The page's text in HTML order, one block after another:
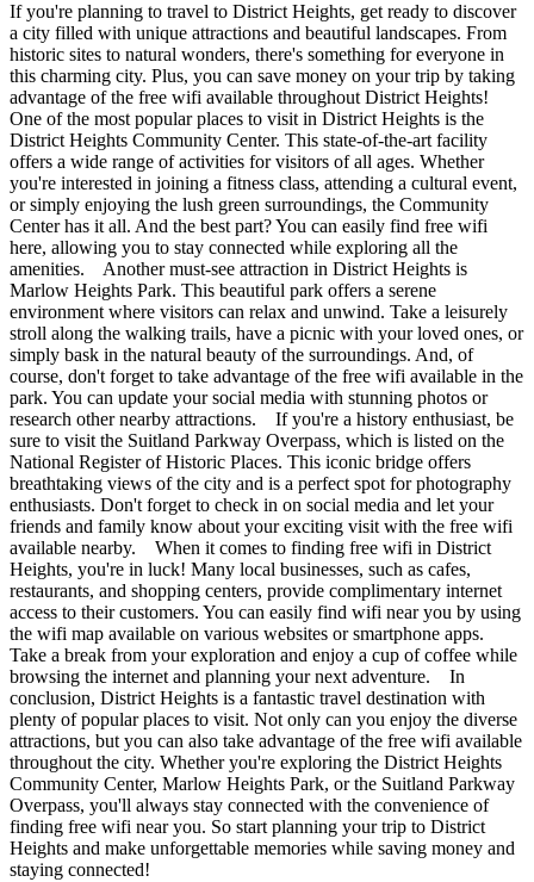
If you're planning to travel to District Heights, get ready to discover
a city filled with unique attractions and beautiful landscapes. From
historic sites to natural wonders, there's something for everyone in
this charming city. Plus, you can save money on your trip by taking
advantage of the free wifi available throughout District Heights!
One of the most popular places to visit in District Heights is the
District Heights Community Center. This state-of-the-art facility
offers a wide range of activities for visitors of all ages. Whether
you're interested in joining a fitness class, attending a cultural event,
or simply enjoying the lush green surroundings, the Community
Center has it all. And the best part? You can easily find free wifi
here, allowing you to stay connected while exploring all the
amenities. Another must-see attraction in District Heights is
Marlow Heights Park. This beautiful park offers a serene
environment where visitors can relax and unwind. Take a leisurely
stroll along the walking trails, have a picnic with your loved ones, or
simply bask in the natural beauty of the surroundings. And, of
course, don't forget to take advantage of the free wifi available in the
park. You can update your social media with stunning photos or
research other nearby attractions. If you're a history enthusiast, be
sure to visit the Suitland Parkway Overpass, which is listed on the
National Register of Historic Places. This iconic bridge offers
breathtaking views of the city and is a perfect spot for photography
enthusiasts. Don't forget to check in on social media and let your
friends and family know about your exciting visit with the free wifi
available nearby. When it comes to finding free wifi in District
Heights, you're in luck! Many local businesses, such as cafes,
restaurants, and shopping centers, provide complimentary internet
access to their customers. You can easily find wifi near you by using
the wifi map available on various websites or smartphone apps.
Take a break from your exploration and enjoy a cup of coffee while
browsing the internet and planning your next adventure. In
conclusion, District Heights is a fantastic travel destination with
plenty of popular places to visit. Not only can you enjoy the diverse
attractions, but you can also take advantage of the free wifi available
throughout the city. Whether you're exploring the District Heights
Community Center, Marlow Heights Park, or the Suitland Parkway
Overpass, you'll always stay connected with the convenience of
finding free wifi near you. So start planning your trip to District
Heights and make unforgettable memories while saving money and
staying connected!